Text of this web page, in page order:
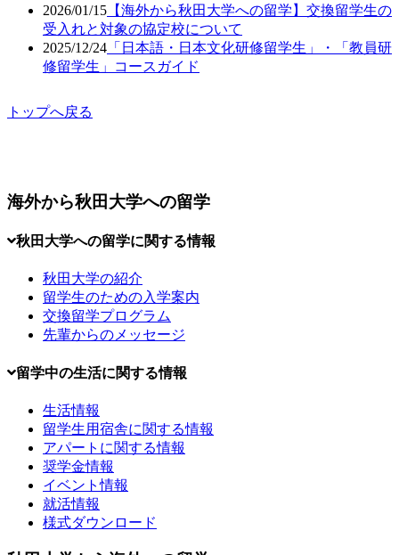
2026/01/15 【海外から秋田大学への留学】交換留学生の
受入れと対象の協定校について
2025/12/24 「日本語・日本文化研修留学生」・「教員研
修留学生」コースガイド
トップへ戻る
海外から秋田大学への留学
秋田大学への留学に関する情報
秋田大学の紹介
留学生のための入学案内
交換留学プログラム
先輩からのメッセージ
留学中の生活に関する情報
生活情報
留学生用宿舎に関する情報
アパートに関する情報
奨学金情報
イベント情報
就活情報
様式ダウンロード